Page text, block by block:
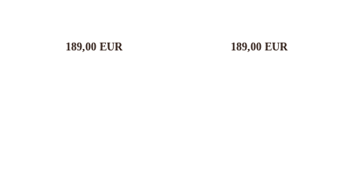
189,00 EUR 189,00 EUR